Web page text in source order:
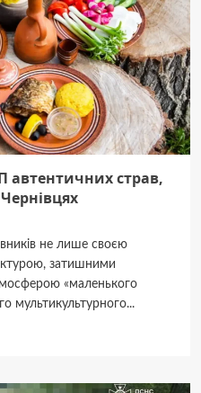
автентичних страв,
не лише своєю
затишними
«маленького
мультикультурного...